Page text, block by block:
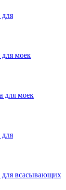
моек
для моек
всасывающих